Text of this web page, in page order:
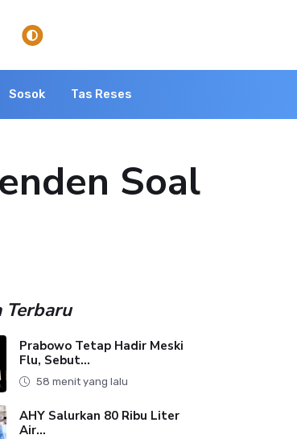
Sosok Tas Reses
Soal
Terbaru
Prabowo Tetap Hadir Meski
Flu, Sebut...
58 menit yang lalu
AHY Salurkan 80 Ribu Liter
Air...